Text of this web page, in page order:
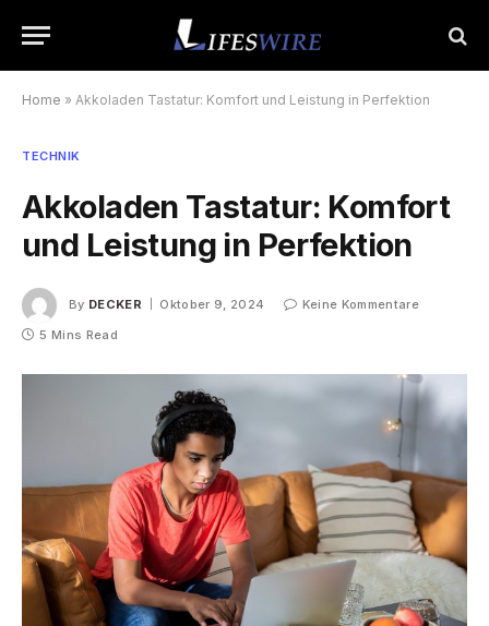
Home » Akkoladen Tastatur: Komfort und Leistung in Perfektion
TECHNIK
Akkoladen Tastatur: Komfort
und Leistung in Perfektion
By DECKER Oktober 9, 2024
Keine Kommentare
5 Mins Read